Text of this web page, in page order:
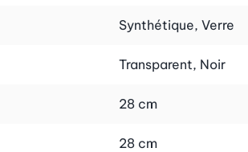
Synthétique, Verre
Transparent, Noir
28 cm
28 cm